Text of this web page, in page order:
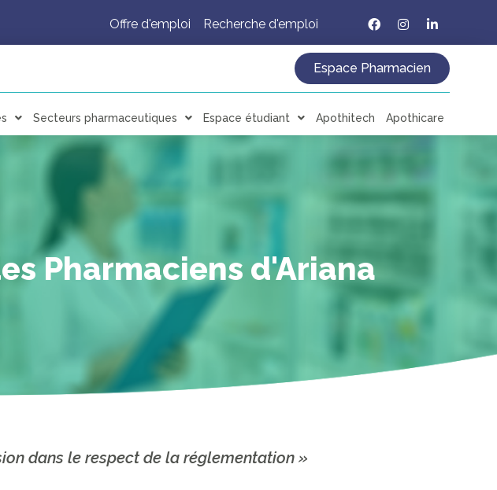
Offre d'emploi Recherche d'emploi
Espace Pharmacien
Secteurs pharmaceutiques Espace étudiant Apothitech Apothicare
Pharmaciens d'Ariana
dans le respect de la réglementation »